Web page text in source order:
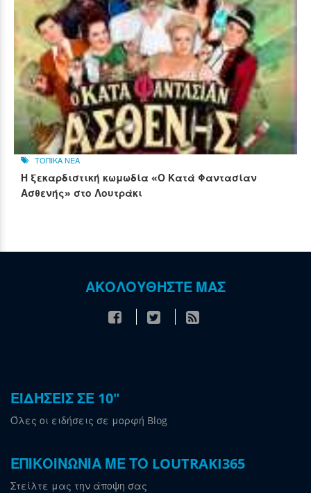
ΤΟΠΙΚΑ ΝΕΑ
Η ξεκαρδιστική κωμωδία «Ο Κατά Φαντασίαν
Ασθενής» στο Λουτράκι
ΑΚΟΛΟΥΘΗΣΤΕ ΜΑΣ
ΕΙΔΗΣΕΙΣ ΣΕ 10"
Όλες οι ειδήσεις σε μορφή Blog
ΕΠΙΚΟΙΝΩΝΙΑ ΜΕ ΤΟ LOUTRAKI365
Στείλτε μας την άποψη σας